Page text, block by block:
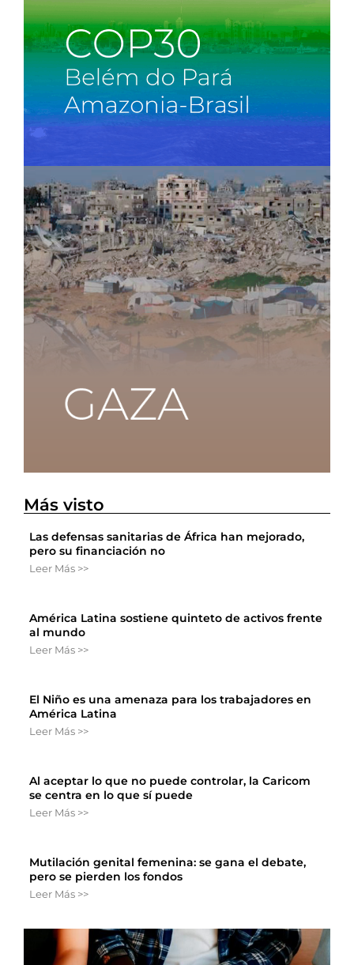
Más visto
Las defensas sanitarias de África han mejorado,
pero su financiación no
Leer Más >>
América Latina sostiene quinteto de activos frente
al mundo
Leer Más >>
El Niño es una amenaza para los trabajadores en
América Latina
Leer Más >>
Al aceptar lo que no puede controlar, la Caricom
se centra en lo que sí puede
Leer Más >>
Mutilación genital femenina: se gana el debate,
pero se pierden los fondos
Leer Más >>